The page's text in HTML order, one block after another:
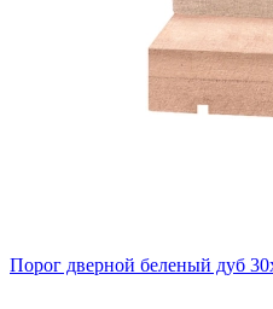
Порог дверной беленый дуб